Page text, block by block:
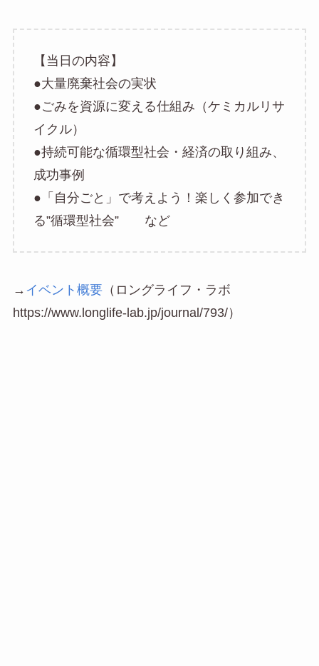
【当日の内容】
●大量廃棄社会の実状
●ごみを資源に変える仕組み（ケミカルリサ
イクル）
●持続可能な循環型社会・経済の取り組み、
成功事例
●「自分ごと」で考えよう！楽しく参加でき
る”循環型社会” など
→ イベント概要（ロングライフ・ラボ
https://www.longlife-lab.jp/journal/793/）